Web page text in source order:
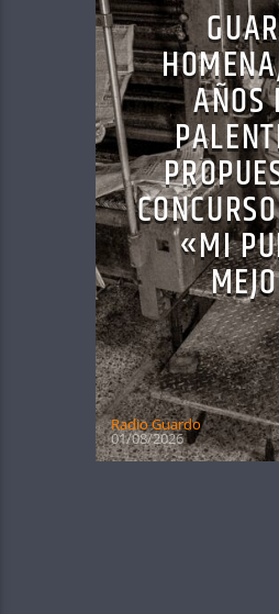
«MI
Radio Guardo
01/08/2026